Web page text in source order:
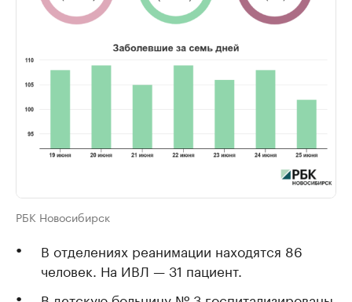
РБК Новосибирск
В отделениях реанимации находятся 86
человек. На ИВЛ — 31 пациент.